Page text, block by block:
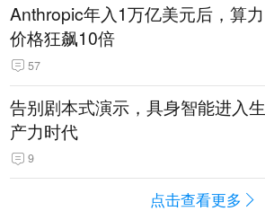
Anthropic年入1万亿美元后，算力
价格狂飙10倍
57
告别剧本式演示，具身智能进入生
产力时代
9
点击查看更多